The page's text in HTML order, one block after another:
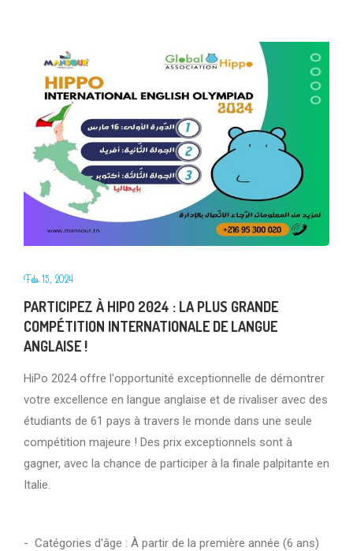
Feb 15, 2024
PARTICIPEZ À HIPO 2024 : LA PLUS GRANDE
COMPÉTITION INTERNATIONALE DE LANGUE
ANGLAISE !
HiPo 2024 offre l'opportunité exceptionnelle de démontrer
votre excellence en langue anglaise et de rivaliser avec des
étudiants de 61 pays à travers le monde dans une seule
compétition majeure ! Des prix exceptionnels sont à
gagner, avec la chance de participer à la finale palpitante en
Italie.
- Catégories d'âge : À partir de la première année (6 ans)